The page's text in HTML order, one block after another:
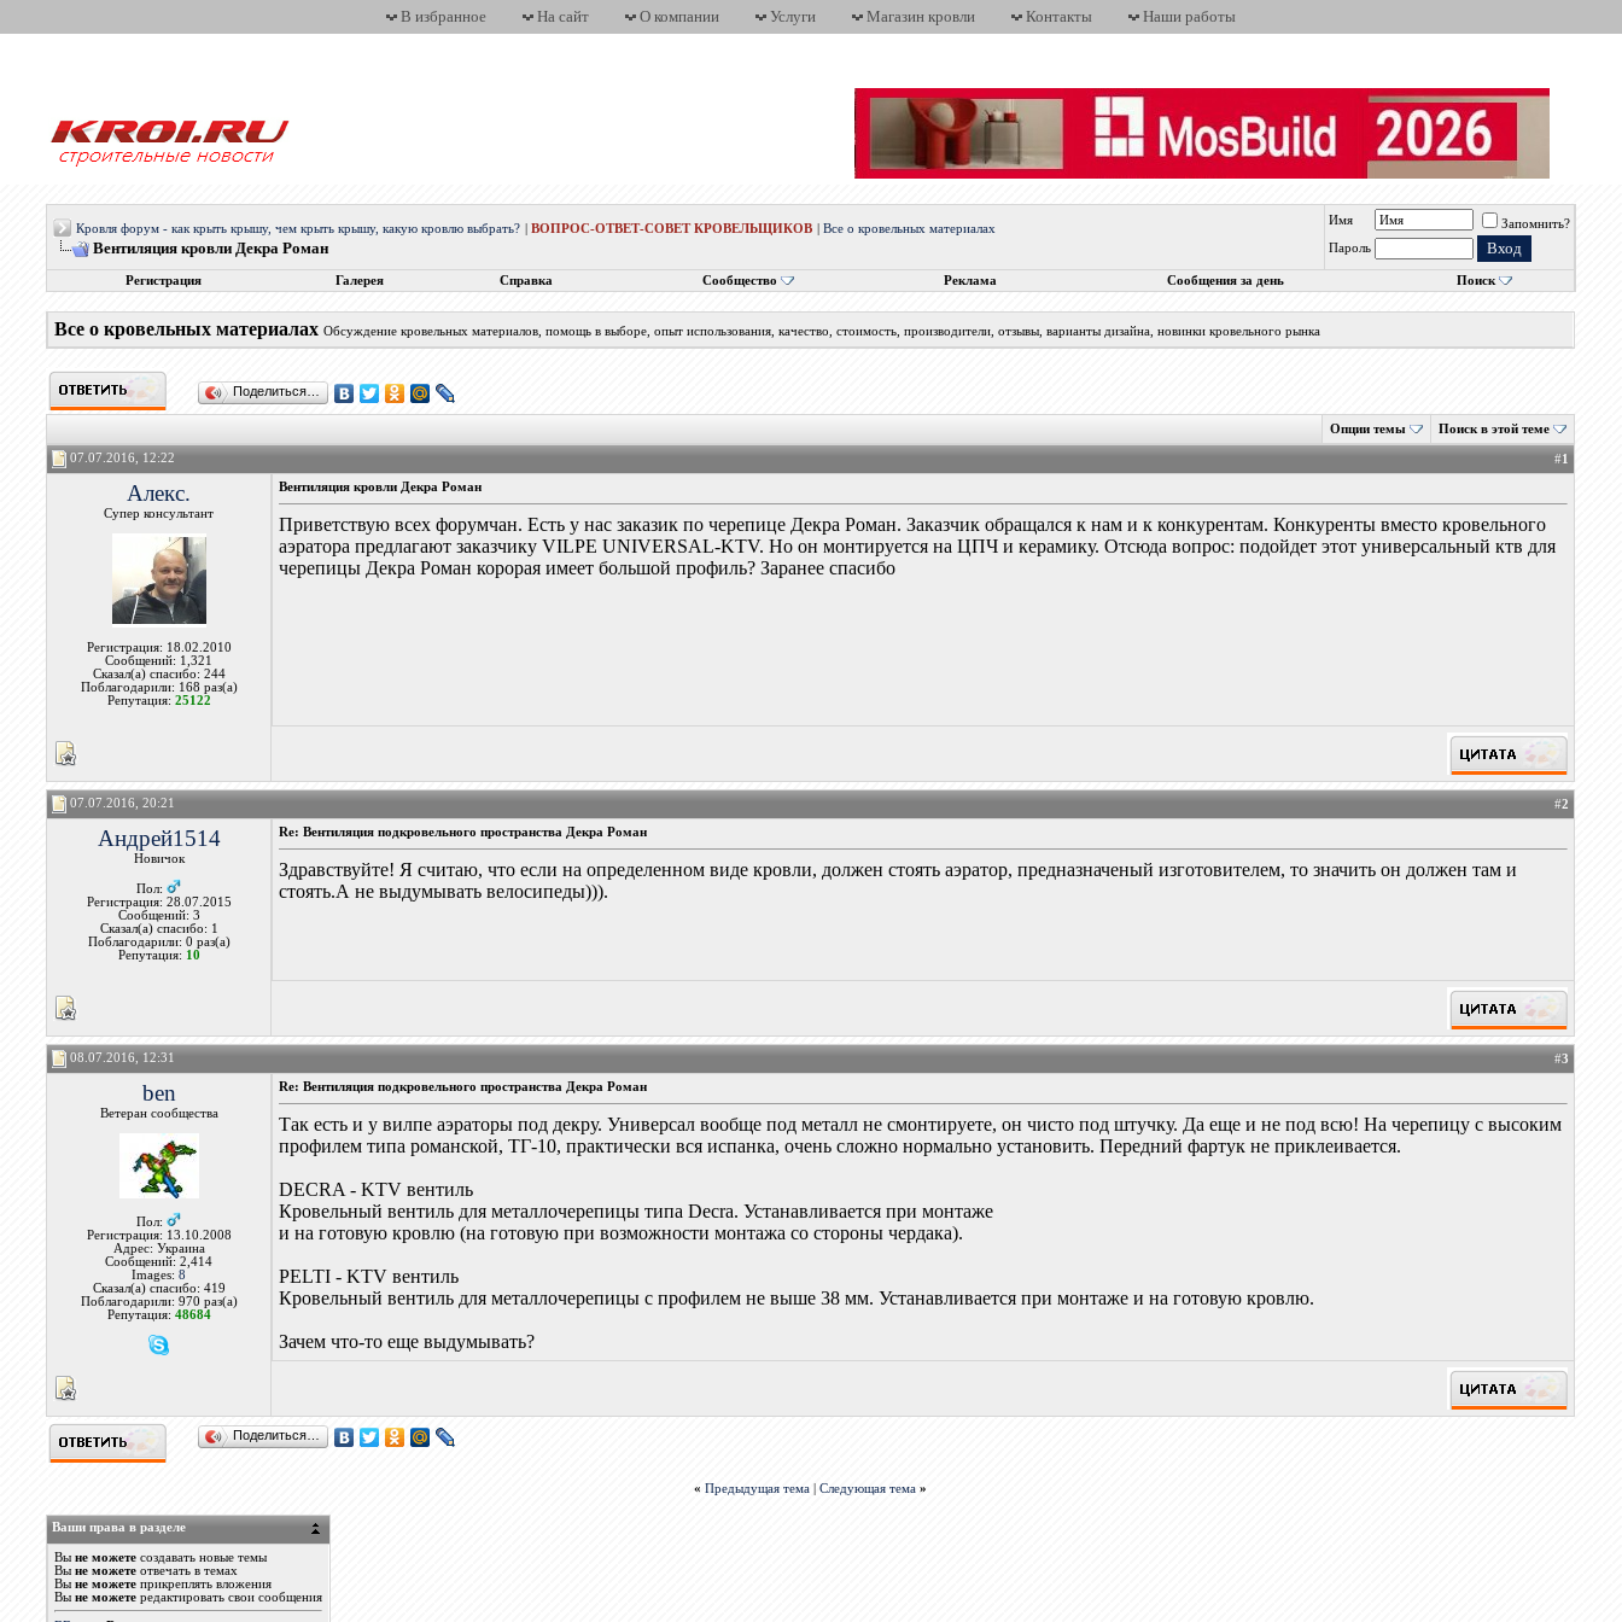
В избранное На сайт О компании Услуги Магазин кровли Контакты Наши работы
Кровля форум - как крыть крышу, чем крыть крышу, какую кровлю выбрать? |ВОПРОС-ОТВЕТ-СОВЕТ КРОВЕЛЬЩИКОВ |Все о кровельных материалах
Вентиляция кровли Декра Роман
Имя
Запомнить?
Пароль
Регистрация Галерея Справка Сообщество Реклама Сообщения за день Поиск
Все о кровельных материалах Обсуждение кровельных материалов, помощь в выборе, опыт использования, качество, стоимость, производители, отзывы, варианты дизайна, новинки кровельного рынка
Поделиться…
Опции темы Поиск в этой теме
07.07.2016, 12:22 #1
Алекс.
Супер консультант
Регистрация: 18.02.2010
Сообщений: 1,321
Сказал(а) спасибо: 244
Поблагодарили: 168 раз(а)
Репутация: 25122
Вентиляция кровли Декра Роман
Приветствую всех форумчан. Есть у нас заказик по черепице Декра Роман. Заказчик обращался к нам и к конкурентам. Конкуренты вместо кровельного
аэратора предлагают заказчику VILPE UNIVERSAL-KTV. Но он монтируется на ЦПЧ и керамику. Отсюда вопрос: подойдет этот универсальный ктв для
черепицы Декра Роман корорая имеет большой профиль? Заранее спасибо
07.07.2016, 20:21 #2
Андрей1514
Новичок
Пол:
Регистрация: 28.07.2015
Сообщений: 3
Сказал(а) спасибо: 1
Поблагодарили: 0 раз(а)
Репутация: 10
Re: Вентиляция подкровельного пространства Декра Роман
Здравствуйте! Я считаю, что если на определенном виде кровли, должен стоять аэратор, предназначеный изготовителем, то значить он должен там и
стоять.А не выдумывать велосипеды))).
08.07.2016, 12:31 #3
ben
Ветеран сообщества
Пол:
Регистрация: 13.10.2008
Адрес: Украина
Сообщений: 2,414
Images:8
Сказал(а) спасибо: 419
Поблагодарили: 970 раз(а)
Репутация: 48684
Re: Вентиляция подкровельного пространства Декра Роман
Так есть и у вилпе аэраторы под декру. Универсал вообще под металл не смонтируете, он чисто под штучку. Да еще и не под всю! На черепицу с высоким
профилем типа романской, ТГ-10, практически вся испанка, очень сложно нормально установить. Передний фартук не приклеивается.
DECRA - KTV вентиль
Кровельный вентиль для металлочерепицы типа Decra. Устанавливается при монтаже
и на готовую кровлю (на готовую при возможности монтажа со стороны чердака).
PELTI - KTV вентиль
Кровельный вентиль для металлочерепицы с профилем не выше 38 мм. Устанавливается при монтаже и на готовую кровлю.
Зачем что-то еще выдумывать?
Поделиться…
« Предыдущая тема |Следующая тема »
Ваши права в разделе
Выне можете создавать новые темы
Выне можете отвечать в темах
Выне можете прикреплять вложения
Выне можете редактировать свои сообщения